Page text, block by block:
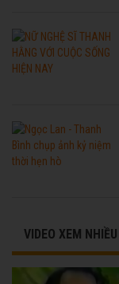
VIDEO XEM